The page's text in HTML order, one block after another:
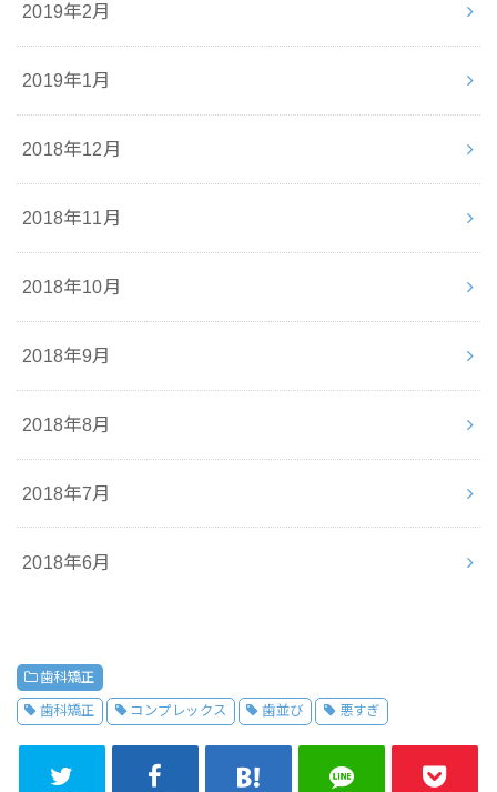
2019年2月
2019年1月
2018年12月
2018年11月
2018年10月
2018年9月
2018年8月
2018年7月
2018年6月
歯科矯正
歯科矯正 コンプレックス 歯並び 悪すぎ